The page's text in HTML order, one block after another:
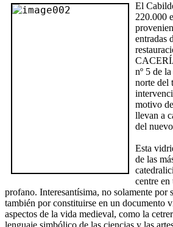
El
220.000
entradas
nº 5 de
norte del
motivo
llevan a
del
Esta
de las
centre en
profano. Interesantísima, no solamente por
también por constituirse en un documento
aspectos de la vida medieval, como la